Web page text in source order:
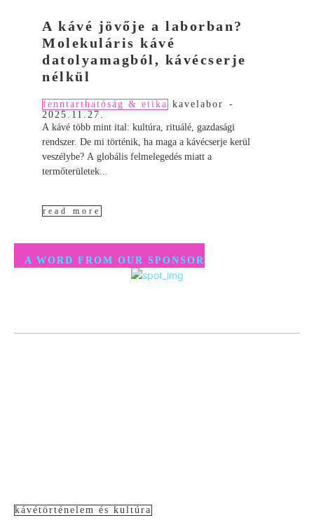
A kávé jövője a laborban?
Molekuláris kávé
datolyamagból, kávécserje
nélkül
fenntarthatóság & etika kavelabor
-
2025.11.27.
A kávé több mint ital: kultúra, rituálé, gazdasági
rendszer. De mi történik, ha maga a kávécserje kerül
veszélybe? A globális felmelegedés miatt a
termőterületek...
read more
A WORD FROM OUR SPONSOR
kávétörténelem és kultúra